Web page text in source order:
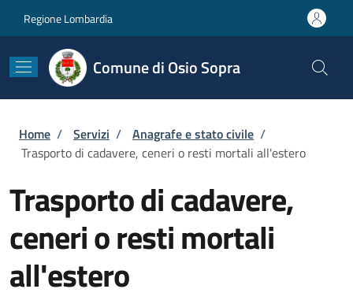
Regione Lombardia
Comune di Osio Sopra
Briciole di pane
Home / Servizi / Anagrafe e stato civile /
Trasporto di cadavere, ceneri o resti mortali all'estero
Trasporto di cadavere,
ceneri o resti mortali
all'estero